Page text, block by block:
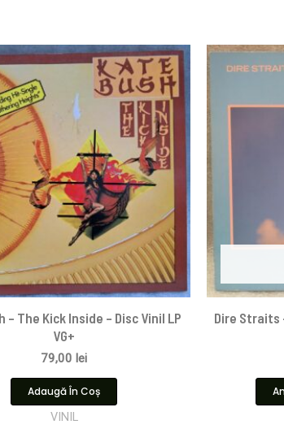
– The Kick Inside – Disc Vinil LP
VG+
79,00 lei
Adaugă În Coș
VINIL
Dire Straits